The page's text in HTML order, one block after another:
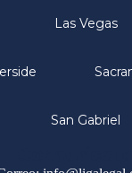
Las Vegas
San Gabriel